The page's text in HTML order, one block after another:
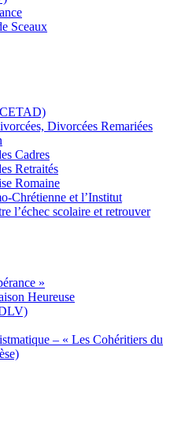
Sceaux
Divorcées Remariées
Cadres
Retraités
Romaine
Chrétienne et l’Institut
l’échec scolaire et retrouver
»
Heureuse
– « Les Cohéritiers du